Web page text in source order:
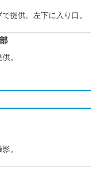
提供。左下に入り口。
。
。